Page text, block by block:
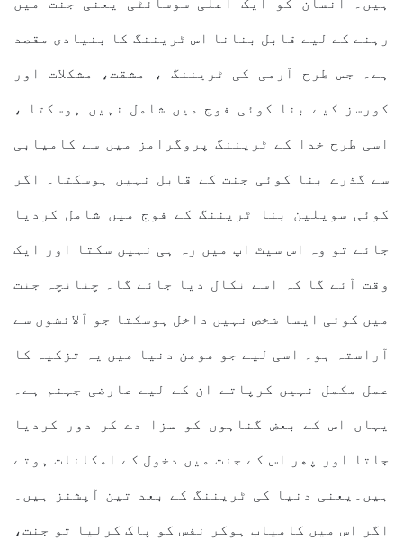
ہیں۔ انسان کو ایک اعلی سوسائٹی یعنی جنت میں
رہنے کے لیے قابل بنانا اس ٹریننگ کا بنیادی مقصد
ہے۔ جس طرح آرمی کی ٹریننگ ، مشقت، مشکلات اور
کورسز کیے بنا کوئی فوج میں شامل نہیں ہوسکتا ،
اسی طرح خدا کے ٹریننگ پروگرامز میں سے کامیابی
سے گذرے بنا کوئی جنت کے قابل نہیں ہوسکتا۔ اگر
کوئی سویلین بنا ٹریننگ کے فوج میں شامل کردیا
جائے تو وہ اس سیٹ اپ میں رہ ہی نہیں سکتا اور ایک
وقت آئے گا کہ اسے نکال دیا جائے گا۔ چنانچہ جنت
میں کوئی ایسا شخص نہیں داخل ہوسکتا جو آلائشوں سے
آراستہ ہو۔ اسی لیے جو مومن دنیا میں یہ تزکیہ کا
عمل مکمل نہیں کرپاتے ان کے لیے عارضی جہنم ہے۔
یہاں اس کے بعض گناہوں کو سزا دے کر دور کردیا
جاتا اور پھر اس کے جنت میں دخول کے امکانات ہوتے
ہیں۔یعنی دنیا کی ٹریننگ کے بعد تین آپشنز ہیں۔
اگر اس میں کامیاب ہوکر نفس کو پاک کرلیا تو جنت،